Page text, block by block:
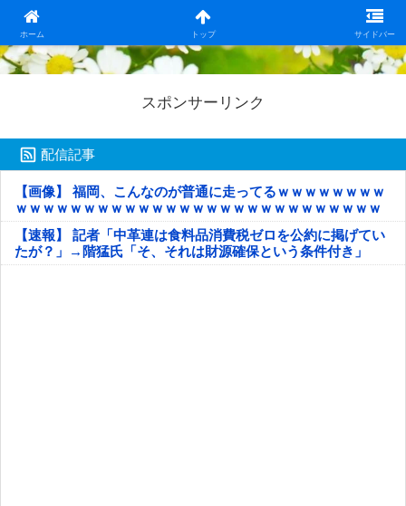
ホーム トップ サイドバー
日本第一！ニュース録
スポンサーリンク
配信記事
【画像】 福岡、こんなのが普通に走ってるｗｗｗｗｗｗｗｗ
ｗｗｗｗｗｗｗｗｗｗｗｗｗｗｗｗｗｗｗｗｗｗｗｗｗｗｗ
ｗｗｗｗｗ
【速報】 記者「中革連は食料品消費税ゼロを公約に掲げてい
たが？」→階猛氏「そ、それは財源確保という条件付き」